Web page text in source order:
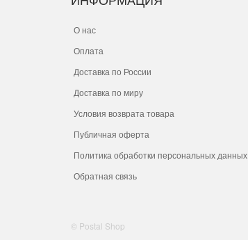
О нас
Оплата
Доставка по России
Доставка по миру
Условия возврата товара
Публичная оферта
Политика обработки персональных данных
Обратная связь
© Postal Shop